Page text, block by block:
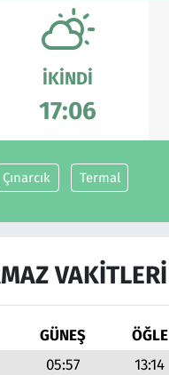
İKINDI
17:06
Çınarcık Termal
VAKITLERI
GÜNEŞ ÖĞLE
05:57 13:14